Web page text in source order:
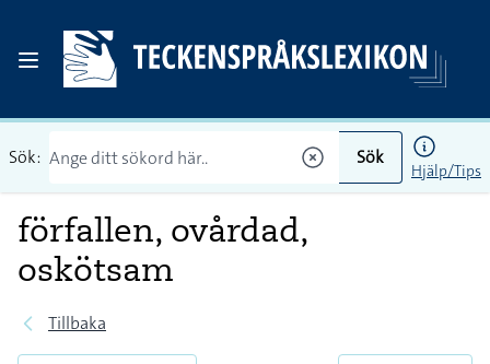
Sök: Sök
Hjälp/Tips
förfallen, ovårdad,
oskötsam
Tillbaka